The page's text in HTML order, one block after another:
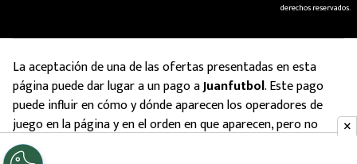
derechos reservados.
La aceptación de una de las ofertas presentadas en esta
página puede dar lugar a un pago aJuanfutbol. Este pago
puede influir en cómo y dónde aparecen los operadores de
juego en la página y en el orden en que aparecen, pero no
influye en nuestras evaluaciones.